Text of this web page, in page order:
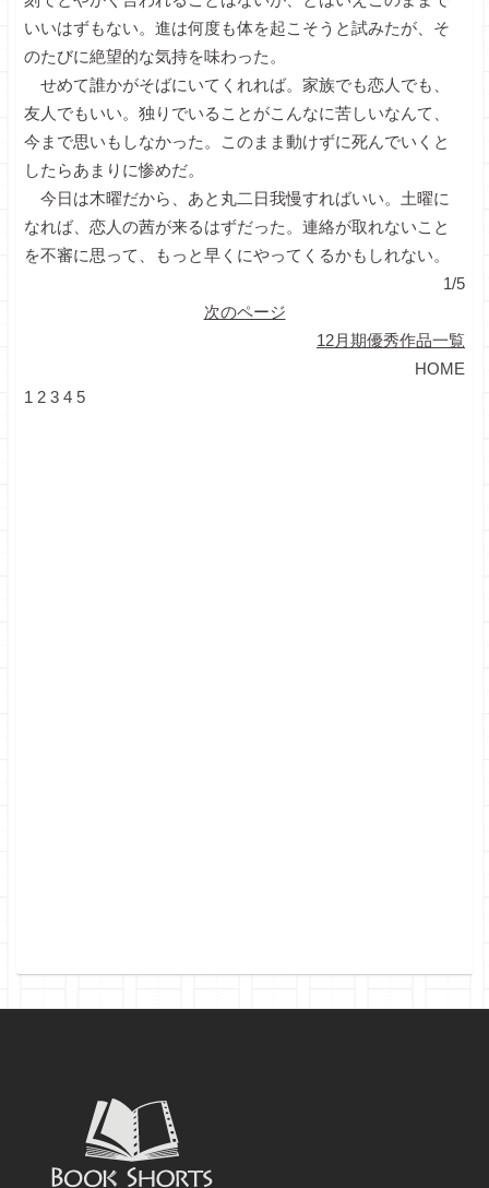
いいはずもない。進は何度も体を起こそうと試みたが、そ
のたびに絶望的な気持を味わった。
せめて誰かがそばにいてくれれば。家族でも恋人でも、
友人でもいい。独りでいることがこんなに苦しいなんて、
今まで思いもしなかった。このまま動けずに死んでいくと
したらあまりに惨めだ。
今日は木曜だから、あと丸二日我慢すればいい。土曜に
なれば、恋人の茜が来るはずだった。連絡が取れないこと
を不審に思って、もっと早くにやってくるかもしれない。
1/5
次のページ
12月期優秀作品一覧
HOME
1 2 3 4 5